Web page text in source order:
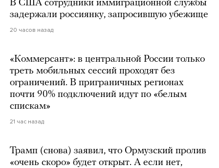
В США сотрудники иммиграционной службы
задержали россиянку, запросившую убежище
20 часов назад
«Коммерсант»: в центральной России только
треть мобильных сессий проходят без
ограничений. В приграничных регионах
почти 90% подключений идут по «белым
спискам»
21 час назад
Трамп (снова) заявил, что Ормузский пролив
«очень скоро» будет открыт. А если нет,